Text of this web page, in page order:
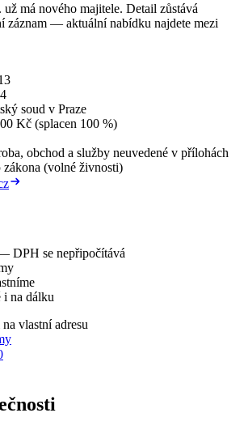
už má nového majitele. Detail zůstává
záznam — aktuální nabídku najdete mezi
soud v Praze
Kč (splacen 100 %)
obchod a služby neuvedené v přílohách
zákona (volné živnosti)
DPH se nepřipočítává
i na dálku
na vlastní adresu